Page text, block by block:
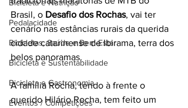
Bicicleta e Nutrição
Pedalacidade
Bicicletas, Saúde e Bem-Estar
Bicicleta e Sustentabilidade
Bicicleta e Gastronomia
Eventos / Competições
Brasil, o Desafio dos Rochas, vai ter
cenário nas estâncias rurais da querida
cidade catarinense de Ibirama, terra dos
belos panoramas.
A família Rocha, tendo à frente o
querido Hilário Rocha, tem feito um